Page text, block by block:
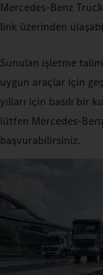
Mercedes‑Benz
link üzerinden
Sunulan işletme
uygun araçlar için
yılları için basılı bir
lütfen
başvurabilirsiniz.